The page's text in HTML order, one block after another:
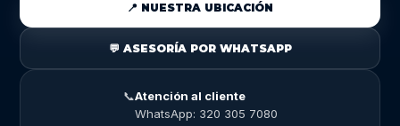
📍 NUESTRA UBICACIÓN
💬 ASESORÍA POR WHATSAPP
📞Atención al cliente
WhatsApp: 320 305 7080